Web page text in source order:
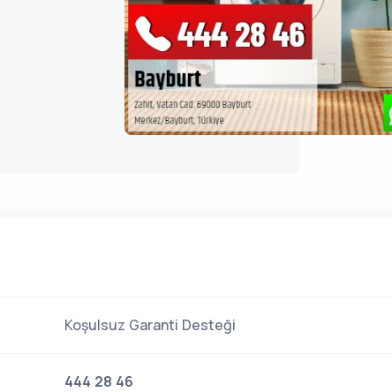
Koşulsuz Garanti Desteği
444 28 46